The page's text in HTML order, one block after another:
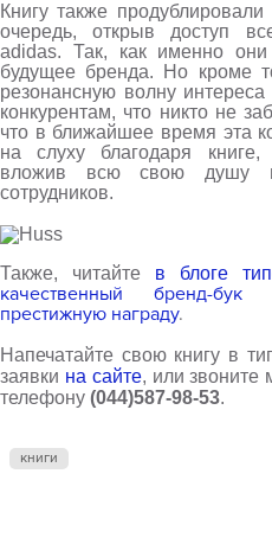
Книгу также
очередь, открыв доступ
adidas. Так, как именно
будущее бренда. Но кроме
резонансную волну
конкурентам, что никто не
что в ближайшее время эта
на слуху благодаря
вложив всю свою душу
сотрудников.
Также, читайте в блоге
качественный бренд-
престижную награду.
Напечатайте свою книгу в
заявки на сайте, или звоните
телефону (044)587-98-53.
книги